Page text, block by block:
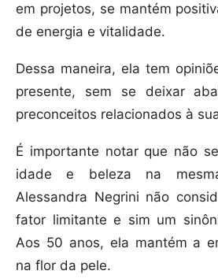
em projetos, se mantém
de energia e vitalidade.
Dessa maneira, ela tem
presente, sem se deixar
preconceitos relacionados à
É importante notar que não
idade e beleza na
Alessandra Negrini não
fator limitante e sim um
Aos 50 anos, ela mantém a
na flor da pele.